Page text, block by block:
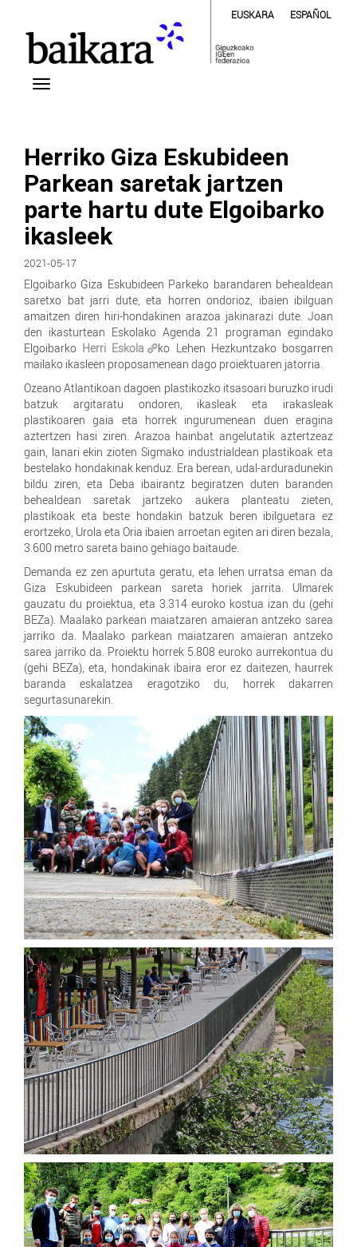
EUSKARA ESPAÑOL
Herriko Giza Eskubideen
Parkean saretak jartzen
parte hartu dute Elgoibarko
ikasleek
2021-05-17
Elgoibarko Giza Eskubideen Parkeko barandaren behealdean
saretxo bat jarri dute, eta horren ondorioz, ibaien ibilguan
amaitzen diren hiri-hondakinen arazoa jakinarazi dute. Joan
den ikasturtean Eskolako Agenda 21 programan egindako
Elgoibarko Herri Eskola
ko Lehen Hezkuntzako bosgarren
mailako ikasleen proposamenean dago proiektuaren jatorria.
Ozeano Atlantikoan dagoen plastikozko itsasoari buruzko irudi
batzuk argitaratu ondoren, ikasleak eta irakasleak
plastikoaren gaia eta horrek ingurumenean duen eragina
aztertzen hasi ziren. Arazoa hainbat angelutatik aztertzeaz
gain, lanari ekin zioten Sigmako industrialdean plastikoak eta
bestelako hondakinak kenduz. Era berean, udal-arduradunekin
bildu ziren, eta Deba ibairantz begiratzen duten baranden
behealdean saretak jartzeko aukera planteatu zieten,
plastikoak eta beste hondakin batzuk beren ibilguetara ez
erortzeko, Urola eta Oria ibaien arroetan egiten ari diren bezala,
3.600 metro sareta baino gehiago baitaude.
Demanda ez zen apurtuta geratu, eta lehen urratsa eman da
Giza Eskubideen parkean sareta horiek jarrita. Ulmarek
gauzatu du proiektua, eta 3.314 euroko kostua izan du (gehi
BEZa). Maalako parkean maiatzaren amaieran antzeko sarea
jarriko da. Maalako parkean maiatzaren amaieran antzeko
sarea jarriko da. Proiektu horrek 5.808 euroko aurrekontua du
(gehi BEZa), eta, hondakinak ibaira eror ez daitezen, haurrek
baranda eskalatzea eragotziko du, horrek dakarren
segurtasunarekin.